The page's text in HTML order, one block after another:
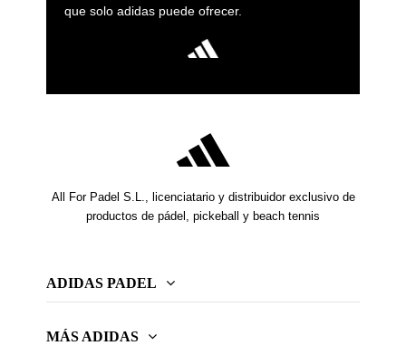
que solo adidas puede ofrecer.
All For Padel S.L., licenciatario y distribuidor exclusivo de
productos de pádel, pickeball y beach tennis
ADIDAS PADEL
MÁS ADIDAS